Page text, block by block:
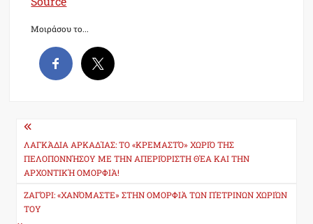
Μοιράσου το...
Post
navigation
ΛΑΓΚΆΔΙΑ ΑΡΚΑΔΊΑΣ: ΤΟ «ΚΡΕΜΑΣΤΌ» ΧΩΡΙΌ ΤΗΣ
ΠΕΛΟΠΟΝΝΉΣΟΥ ΜΕ ΤΗΝ ΑΠΕΡΙΌΡΙΣΤΗ ΘΈΑ ΚΑΙ ΤΗΝ
ΑΡΧΟΝΤΙΚΉ ΟΜΟΡΦΙΆ!
ΖΑΓΌΡΙ: «ΧΑΝΌΜΑΣΤΕ» ΣΤΗΝ ΟΜΟΡΦΙΆ ΤΩΝ ΠΈΤΡΙΝΩΝ ΧΩΡΙΏΝ
ΤΟΥ